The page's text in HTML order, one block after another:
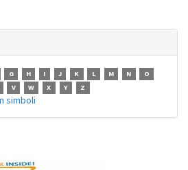
G H I J K L M N
O
V W X Y Z
simboli